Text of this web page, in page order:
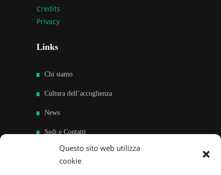
Questo sito web utilizza
cookie
Credits
Privacy
Links
Chi siamo
Cultura dell’accoglienza
News
Sedi e Contatti
Sostieni